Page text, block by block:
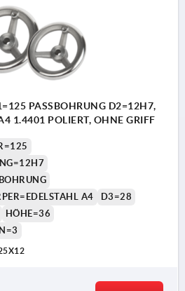
PASSBOHRUNG D2=12H7,
1.4401 POLIERT, OHNE GRIFF
A4
D3=28
HÖHE=36